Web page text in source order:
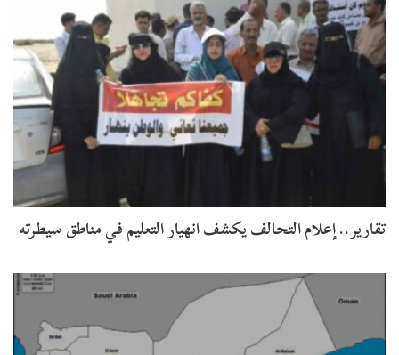
تقارير.. إعلام التحالف يكشف انهيار التعليم في مناطق سيطرته